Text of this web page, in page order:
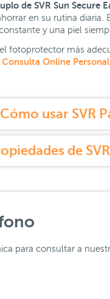
de SVR Sun Secure
en su rutina diaria.
y una piel
el fotoprotector más
Consulta Online
usar SVR
de
para consultar a